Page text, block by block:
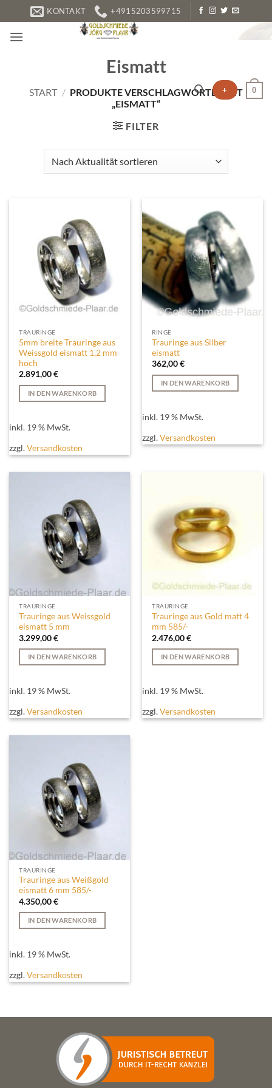
Inhalt
springen
KONTAKT +4915203599715
+ 0
Eismatt
START / PRODUKTE VERSCHLAGWORTET MIT
„EISMATT“
FILTER
TRAURINGE
5mm breite Trauringe aus
Weissgold eismatt 1,2 mm
hoch
2.891,00€
IN DEN WARENKORB
inkl. 19 % MwSt.
zzgl.Versandkosten
RINGE
Trauringe aus Silber
eismatt
362,00€
IN DEN WARENKORB
inkl. 19 % MwSt.
zzgl.Versandkosten
TRAURINGE
Trauringe aus Weissgold
eismatt 5 mm
3.299,00€
IN DEN WARENKORB
inkl. 19 % MwSt.
zzgl.Versandkosten
TRAURINGE
Trauringe aus Gold matt 4
mm 585/-
2.476,00€
IN DEN WARENKORB
inkl. 19 % MwSt.
zzgl.Versandkosten
TRAURINGE
Trauringe aus Weißgold
eismatt 6 mm 585/-
4.350,00€
IN DEN WARENKORB
inkl. 19 % MwSt.
zzgl.Versandkosten